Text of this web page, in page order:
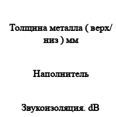
Толщина металла ( верх/
низ ) мм
Наполнитель
Звукоизоляция. dB